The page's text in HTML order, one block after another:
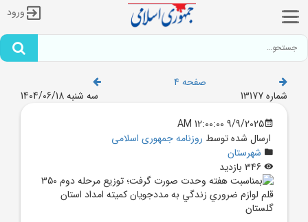
ورود
صفحه 4
شماره 13177
سه شنبه 1404/06/18
9/9/2025 12:00:00 AM
ارسال شده توسط روزنامه جمهوری اسلامی
شهرستان